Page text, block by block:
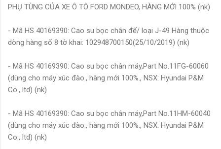
PHỤ TÙNG CỦA XE Ô TÔ FORD MONDEO, HÀNG MỚI 100% (nk)
- Mã HS 40169390: Cao su bọc chân đế/ loại J-49 Hàng thuộc
dòng hàng số 8 tờ khai: 102948700150(25/10/2019) (nk)
- Mã HS 40169390: Cao su bọc chân máy,Part No.11FG-60060
(dùng cho máy xúc đào., hàng mới 100%., NSX: Hyundai P&M
Co., ltd) (nk)
- Mã HS 40169390: Cao su bọc chân máy,Part No.11HM-60040
(dùng cho máy xúc đào., hàng mới 100%., NSX: Hyundai P&M
Co., ltd) (nk)